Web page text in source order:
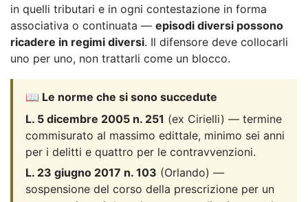
in quelli tributari e in ogni contestazione in forma
associativa o continuata — episodi diversi possono
ricadere in regimi diversi. Il difensore deve collocarli
uno per uno, non trattarli come un blocco.
📖 Le norme che si sono succedute
L. 5 dicembre 2005 n. 251 (ex Cirielli) — termine
commisurato al massimo edittale, minimo sei anni
per i delitti e quattro per le contravvenzioni.
L. 23 giugno 2017 n. 103 (Orlando) —
sospensione del corso della prescrizione per un